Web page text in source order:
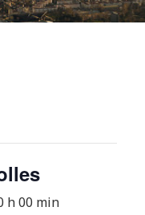
h 00 min